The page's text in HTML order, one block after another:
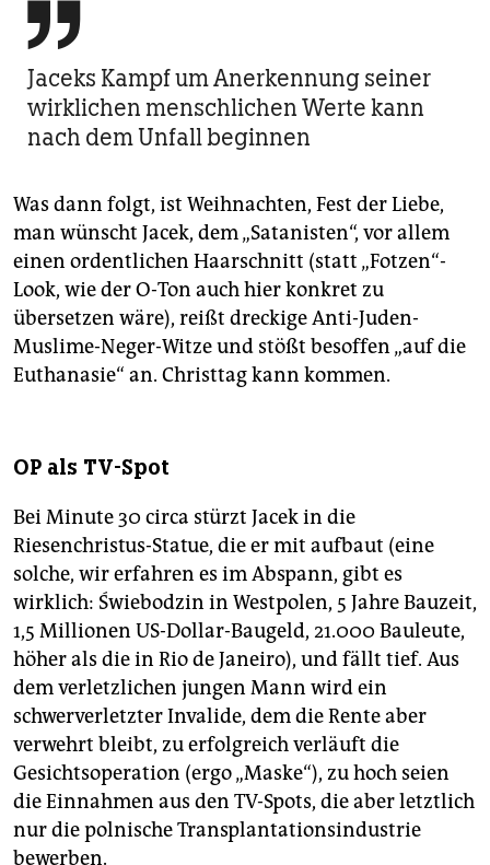

Jaceks Kampf um Anerkennung seiner
wirklichen menschlichen Werte kann
nach dem Unfall beginnen
Was dann folgt, ist Weihnachten, Fest der Liebe,
man wünscht Jacek, dem „Satanisten“, vor allem
einen ordentlichen Haarschnitt (statt „Fotzen“-
Look, wie der O-Ton auch hier konkret zu
übersetzen wäre), reißt dreckige Anti-Juden-
Muslime-Neger-Witze und stößt besoffen „auf die
Euthanasie“ an. Christtag kann kommen.
OP als TV-Spot
Bei Minute 30 circa stürzt Jacek in die
Riesenchristus-Statue, die er mit aufbaut (eine
solche, wir erfahren es im Abspann, gibt es
wirklich: Świebodzin in Westpolen, 5 Jahre Bauzeit,
1,5 Millionen ­US-Dollar-Baugeld, 21.000 Bauleute,
höher als die in Rio de Janeiro), und fällt tief. Aus
dem verletzlichen jungen Mann wird ein
schwerverletzter Invalide, dem die Rente aber
verwehrt bleibt, zu erfolgreich verläuft die
Gesichtsoperation (ergo „Maske“), zu hoch seien
die Einnahmen aus den TV-Spots, die aber letztlich
nur die polnische Transplantationsindustrie
bewerben.